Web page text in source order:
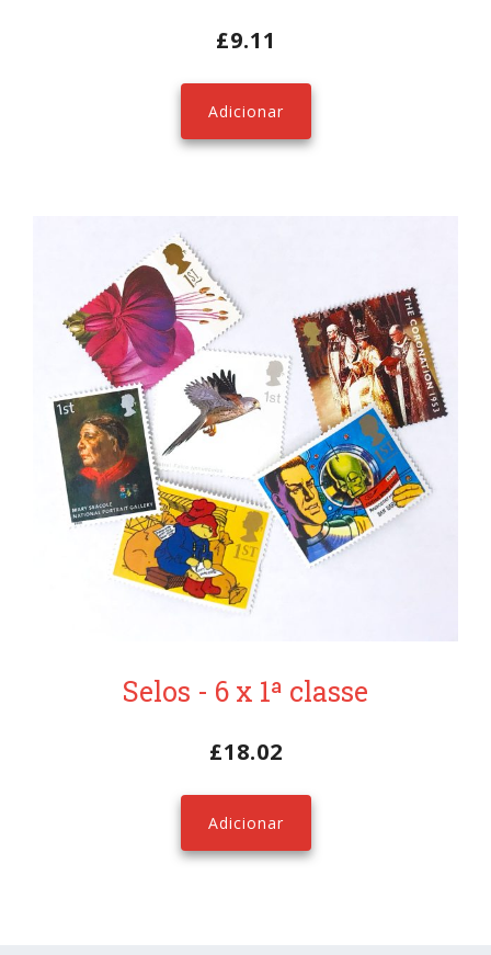
£9.11
Adicionar
Selos - 6 x 1ª classe
£18.02
Adicionar